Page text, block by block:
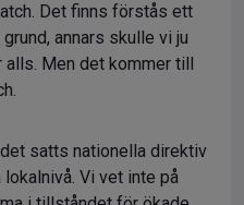
Det finns förstås ett
annars skulle vi ju
alls. Men det kommer till
satts nationella direktiv
Vi vet inte på